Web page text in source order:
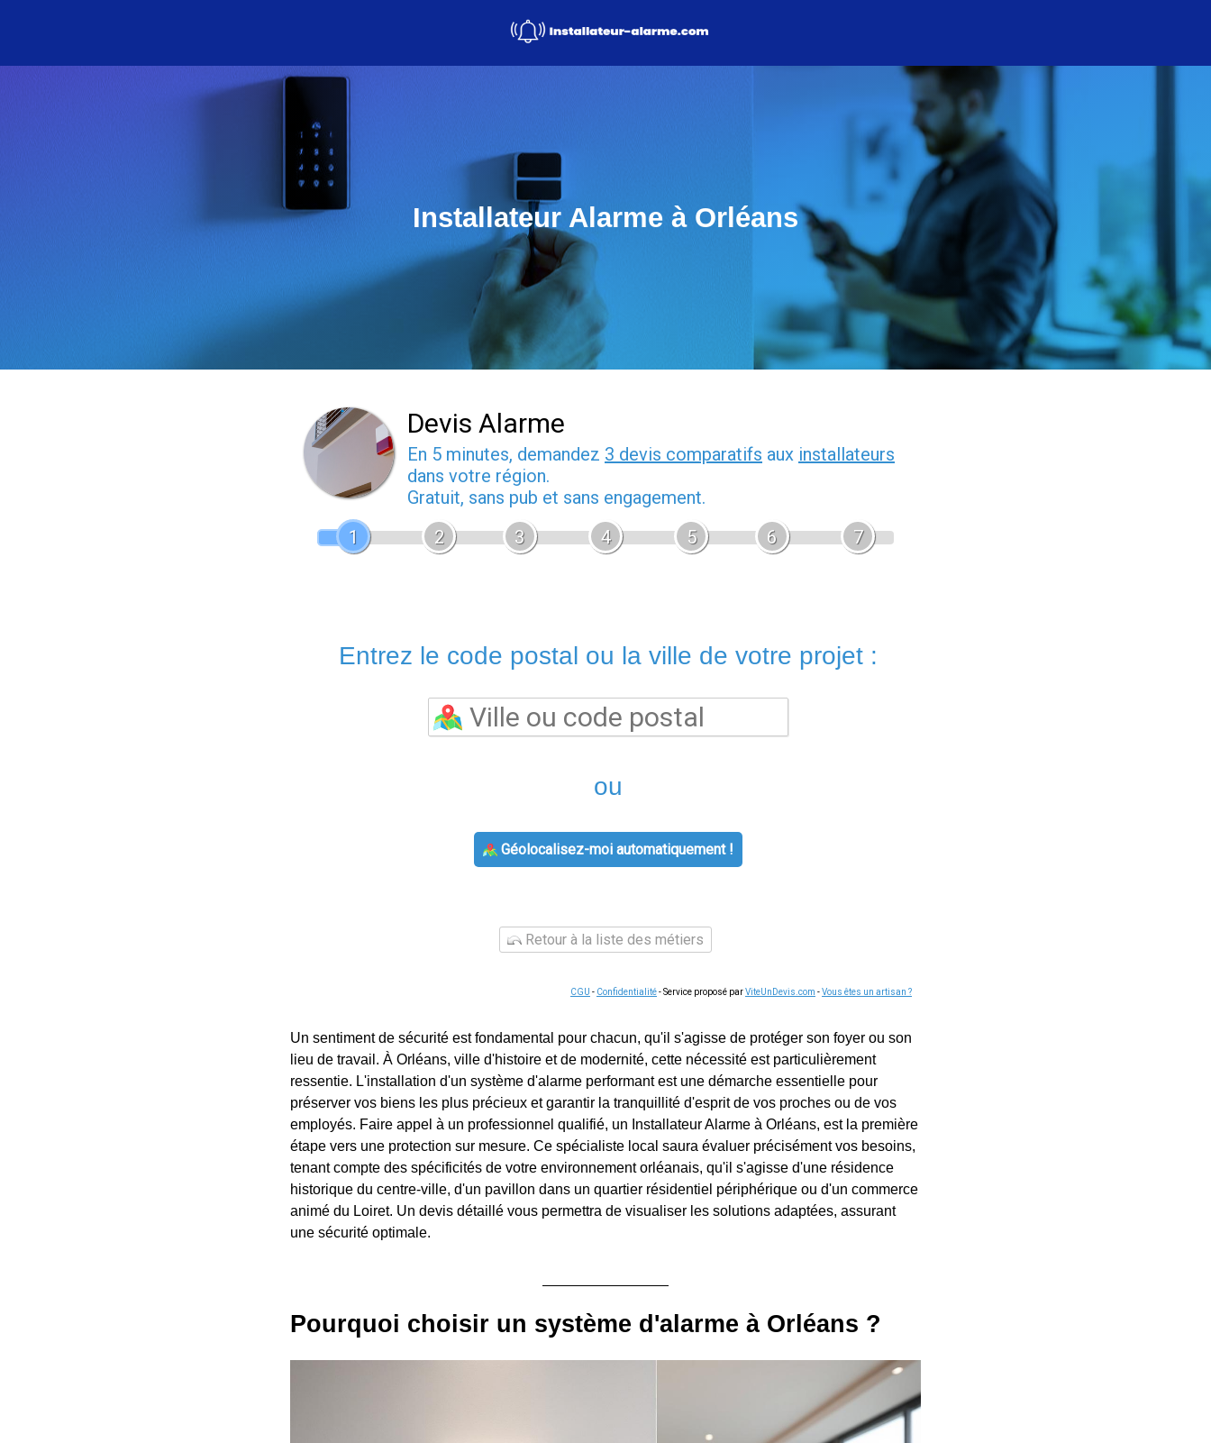
Installateur Alarme à Orléans
Devis Alarme
En 5 minutes, demandez 3 devis comparatifs aux installateurs
dans votre région.
Gratuit, sans pub et sans engagement.
1
2 3 4 5 6 7
Entrez le code postal ou la ville de votre projet :
ou
Géolocalisez-moi automatiquement !
Retour à la liste des métiers
CGU - Confidentialité- Service proposé parViteUnDevis.com -Vous êtes un artisan ?
Un sentiment de sécurité est fondamental pour chacun, qu'il s'agisse de protéger son foyer ou son
lieu de travail. À Orléans, ville d'histoire et de modernité, cette nécessité est particulièrement
ressentie. L'installation d'un système d'alarme performant est une démarche essentielle pour
préserver vos biens les plus précieux et garantir la tranquillité d'esprit de vos proches ou de vos
employés. Faire appel à un professionnel qualifié, un Installateur Alarme à Orléans, est la première
étape vers une protection sur mesure. Ce spécialiste local saura évaluer précisément vos besoins,
tenant compte des spécificités de votre environnement orléanais, qu'il s'agisse d'une résidence
historique du centre-ville, d'un pavillon dans un quartier résidentiel périphérique ou d'un commerce
animé du Loiret. Un devis détaillé vous permettra de visualiser les solutions adaptées, assurant
une sécurité optimale.
Pourquoi choisir un système d'alarme à Orléans ?